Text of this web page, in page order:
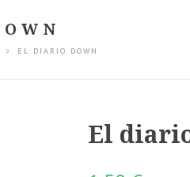
EL DIARIO DOWN
El